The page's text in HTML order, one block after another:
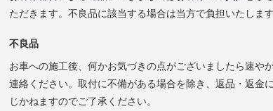
ただきます。不良品に該当する場合は当方で負担いたしま
不良品
お車への施工後、何かお気づきの点がございましたら速や
連絡ください。取付に不備がある場合を除き、返品・返金
じかねますのでご了承ください。